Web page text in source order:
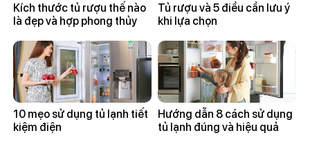
Kích thước tủ rượu thế nào
là đẹp và hợp phong thủy
Tủ rượu và 5 điều cần lưu ý
khi lựa chọn
10 mẹo sử dụng tủ lạnh tiết
kiệm điện
Hướng dẫn 8 cách sử dụng
tủ lạnh đúng và hiệu quả